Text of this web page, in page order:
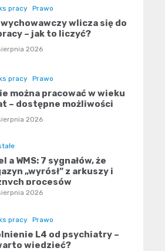
pracy Prawo
wychowawczy wlicza się do
– jak to liczyć?
2026
pracy Prawo
można pracować w wieku
– dostępne możliwości
2026
a WMS: 7 sygnałów, że
„wyrósł” z arkuszy i
procesów
2026
pracy Prawo
L4 od psychiatry –
wiedzieć?